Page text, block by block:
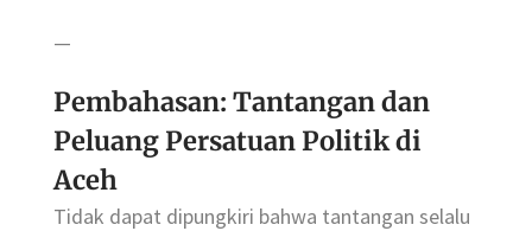
—
Pembahasan: Tantangan dan
Peluang Persatuan Politik di
Aceh
Tidak dapat dipungkiri bahwa tantangan selalu